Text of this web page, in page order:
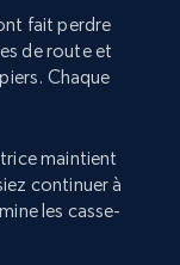
fait perdre
de route et
Chaque
maintient
continuer à
les casse-